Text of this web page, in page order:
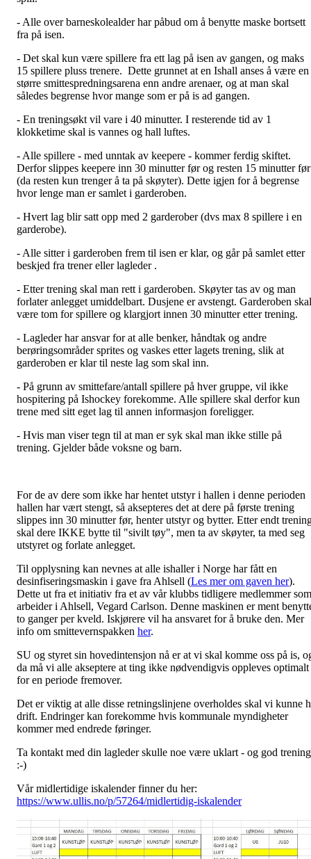
- Alle over barneskolealder har påbud om å benytte maske bortsett
fra på isen.
- Det skal kun være spillere fra ett lag på isen av gangen, og maks
15 spillere pluss trenere. Dette grunnet at en Ishall anses å være en
større smittespredningsarena enn andre arenaer, og at man skal
således begrense hvor mange som er på is ad gangen.
- En treningsøkt vil vare i 40 minutter. I resterende tid av 1
klokketime skal is vannes og hall luftes.
- Alle spillere - med unntak av keepere - kommer ferdig skiftet.
Derfor slippes keepere inn 30 minutter før og resten 15 minutter før
(da resten kun trenger å ta på skøyter). Dette igjen for å begrense
hvor lenge man er samlet i garderoben.
- Hvert lag blir satt opp med 2 garderober (dvs max 8 spillere i en
garderobe).
- Alle sitter i garderoben frem til isen er klar, og går på samlet etter
beskjed fra trener eller lagleder .
- Etter trening skal man rett i garderoben. Skøyter tas av og man
forlater anlegget umiddelbart. Dusjene er avstengt. Garderoben skal
være tom for spillere og klargjort innen 30 minutter etter trening.
- Lagleder har ansvar for at alle benker, håndtak og andre
berøringsområder sprites og vaskes etter lagets trening, slik at
garderoben er klar til neste lag som skal inn.
- På grunn av smittefare/antall spillere på hver gruppe, vil ikke
hospitering på Ishockey forekomme. Alle spillere skal derfor kun
trene med sitt eget lag til annen informasjon foreligger.
- Hvis man viser tegn til at man er syk skal man ikke stille på
trening. Gjelder både voksne og barn.
For de av dere som ikke har hentet utstyr i hallen i denne perioden
hallen har vært stengt, så aksepteres det at dere på første trening
slippes inn 30 minutter før, henter utstyr og bytter. Etter endt
skal dere IKKE bytte til "sivilt tøy", men ta av skøyter, ta med seg
utstyret og forlate anlegget.
Til opplysning kan nevnes at alle ishaller i Norge har fått en
desinfiseringsmaskin i gave fra Ahlsell (Les mer om gaven her).
Dette ut fra et initiativ fra et av vår klubbs tidligere medlemmer som
arbeider i Ahlsell, Vegard Carlson. Denne maskinen er ment
to ganger per kveld. Iskjørere vil ha ansvaret for å bruke den. Mer
info om smittevernspakken her.
SU og styret sin hovedintensjon nå er at vi skal komme oss på is,
da må vi alle akseptere at ting ikke nødvendigvis oppleves optimalt
for en periode fremover.
Det er viktig at alle disse retningslinjene overholdes skal vi kunne
drift. Endringer kan forekomme hvis kommunale myndigheter
kommer med endrede føringer.
Ta kontakt med din lagleder skulle noe være uklart - og god trening
:-)
Vår midlertidige iskalender finner du her:
https://www.ullis.no/p/57264/midlertidig-iskalender